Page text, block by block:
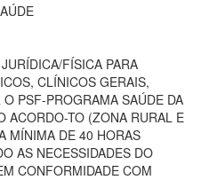
FÍSICA PARA
CLÍNICOS GERAIS,
PSF-PROGRAMA SAÚDE DA
ACORDO-TO (ZONA RURAL E
MÍNIMA DE 40 HORAS
AS NECESSIDADES DO
CONFORMIDADE COM